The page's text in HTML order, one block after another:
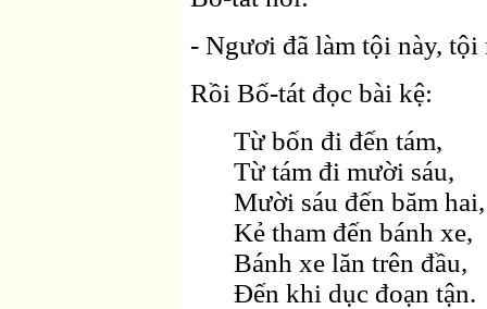
- Ngươi đã làm tội này, tội
Rồi Bố-tát đọc bài kệ:
Từ bốn đi đến tám,
Từ tám đi mười sáu,
Mười sáu đến băm hai,
Kẻ tham đến bánh xe,
Bánh xe lăn trên đầu,
Ðến khi dục đoạn tận.